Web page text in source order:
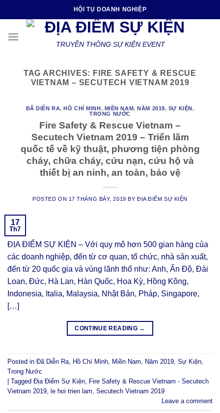
to
HỘI TỤ DOANH NGHIỆP
TRUYỀN THÔNG SỰ KIỆN EVENT
TAG ARCHIVES: FIRE SAFETY & RESCUE
VIETNAM – SECUTECH VIETNAM 2019
ĐÃ DIỄN RA,HỒ CHÍ MINH, MIỀN NAM,NĂM 2019, SỰ KIỆN,
TRONG NƯỚC
Fire Safety & Rescue Vietnam –
Secutech Vietnam 2019 – Triển lãm
quốc tế về kỹ thuật, phương tiện phòng
cháy, chữa cháy, cứu nạn, cứu hộ và
thiết bị an ninh, an toàn, bảo vệ
POSTED ON 17 THÁNG BẢY, 2019 BY ĐỊA ĐIỂM SỰ KIỆN
17
Th7
ĐỊA ĐIỂM SỰ KIỆN – Với quy mô hơn 500 gian hàng của
các doanh nghiệp, đến từ cơ quan, tổ chức, nhà sản xuất,
đến từ 20 quốc gia và vùng lãnh thổ như: Anh, Ấn Độ, Đài
Loan, Đức, Hà Lan, Hàn Quốc, Hoa Kỳ, Hồng Kông,
Indonesia, Italia, Malaysia, Nhật Bản, Pháp, Singapore,
[…]
CONTINUE READING →
Posted in Đã Diễn Ra Hồ Chí Minh Miền Nam Năm 2019 Sự Kiện
Trong Nước
Tagged Địa Điểm Sự Kiện
Fire Safety & Rescue Vietnam - Secutech
Vietnam 2019
le hoi trien lam Secutech Vietnam 2019
Leave a comment